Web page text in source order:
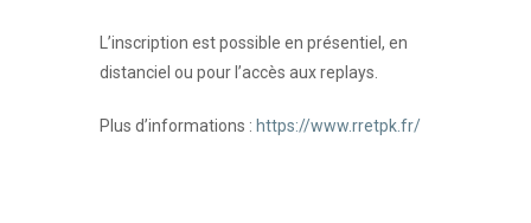
L’inscription est possible en présentiel, en
distanciel ou pour l’accès aux replays.
Plus d’informations : https://www.rretpk.fr/